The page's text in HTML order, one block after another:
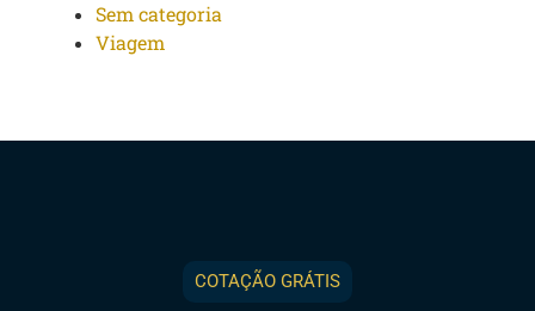
Sem categoria
Viagem
COTAÇÃO GRÁTIS